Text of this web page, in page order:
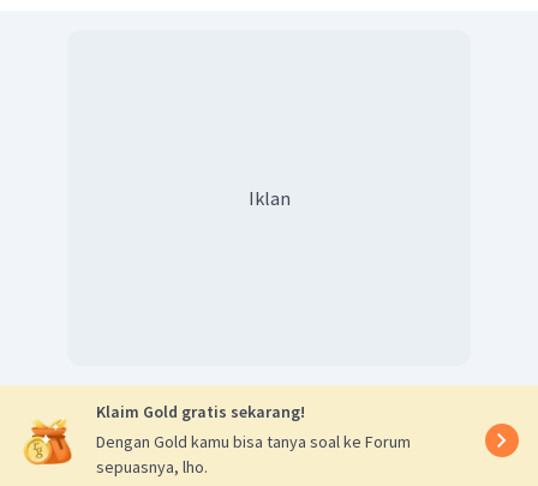
Iklan
Klaim Gold gratis sekarang!
Dengan Gold kamu bisa tanya soal ke Forum
sepuasnya, lho.